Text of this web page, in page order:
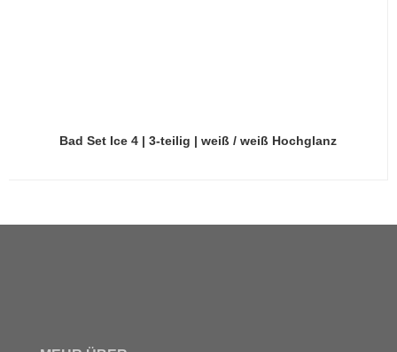
Bad Set Ice 4 | 3-teilig | weiß / weiß Hochglanz